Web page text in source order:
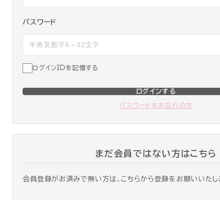
パスワード
ログインIDを記憶する
ログインする
パスワードをお忘れの方
まだ会員ではない方はこちら
会員登録がお済みで無い方は、こちらから登録をお願いいたし